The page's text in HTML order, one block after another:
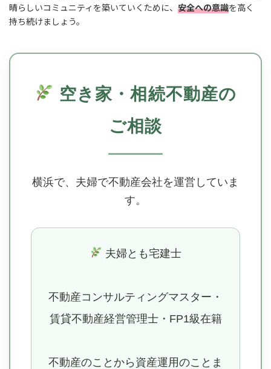
晴らしいコミュニティを築いていくために、 安全への意識を高く
持ち続けましょう。
空き家・相続不動産の
ご相談
横浜で、夫婦で不動産会社を運営していま
す。
夫婦とも宅建士
不動産コンサルティングマスター・
賃貸不動産経営管理士・FP1級在籍
不動産のことから資産運用のことま